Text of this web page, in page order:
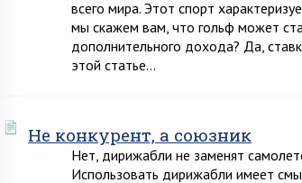
всего мира. Этот спорт
мы скажем вам, что гольф может
дополнительного дохода? Да,
этой статье…
Не конкурент, а союзник
Нет, дирижабли не заменят
Использовать дирижабли имеет